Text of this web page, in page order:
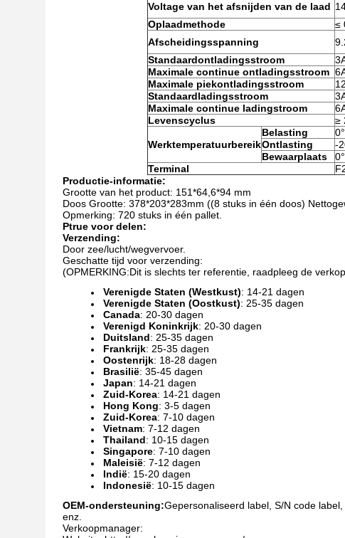
Voltage van het afsnijden van de laad
Oplaadmethode
≤
Afscheidingsspanning
Standaardontladingsstroom
Maximale continue ontladingsstroom
Maximale piekontladingsstroom
Standaardladingsstroom
Maximale continue ladingstroom
Levenscyclus
≥
Werktemperatuurbereik
Belasting
Ontlasting
-
Bewaarplaats
Terminal
Productie-informatie:
Grootte van het product: 151*64,6*94 mm
Doos Grootte: 378*203*283mm ((8 stuks in één doos)
Opmerking: 720 stuks in één pallet.
Ptrue voor delen:
Verzending:
Door zee/lucht/wegvervoer.
Geschatte tijd voor verzending:
(OPMERKING:Dit is slechts ter referentie, raadpleeg de
Verenigde Staten (Westkust): 14-21 dagen
Verenigde Staten (Oostkust): 25-35 dagen
Canada: 20-30 dagen
Verenigd Koninkrijk: 20-30 dagen
Duitsland: 25-35 dagen
Frankrijk: 25-35 dagen
Oostenrijk: 18-28 dagen
Brasilië: 35-45 dagen
Japan: 14-21 dagen
Zuid-Korea: 14-21 dagen
Hong Kong: 3-5 dagen
Zuid-Korea: 7-10 dagen
Vietnam: 7-12 dagen
Thailand: 10-15 dagen
Singapore: 7-10 dagen
Maleisië: 7-12 dagen
Indië: 15-20 dagen
Indonesië: 10-15 dagen
OEM-ondersteuning:Gepersonaliseerd label, S/N code
enz.
Verkoopmanager: